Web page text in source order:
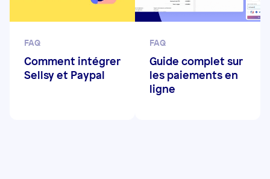
FAQ
Comment intégrer
Sellsy et Paypal
FAQ
Guide complet sur
les paiements en
ligne